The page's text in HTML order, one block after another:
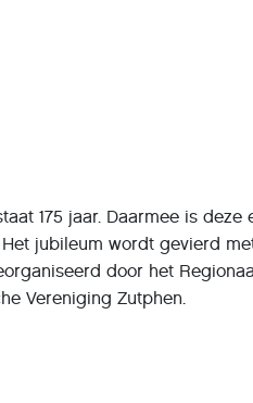
175 jaar. Daarmee is deze
jubileum wordt gevierd
door het
Vereniging Zutphen.